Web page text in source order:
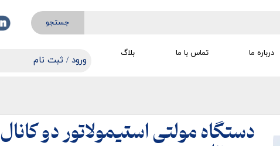
جستجو
ورود / ثبت نام
سفارشات
درباره ما تماس با ما بلاگ
دستگاه مولتی استیمولاتور دو کانال